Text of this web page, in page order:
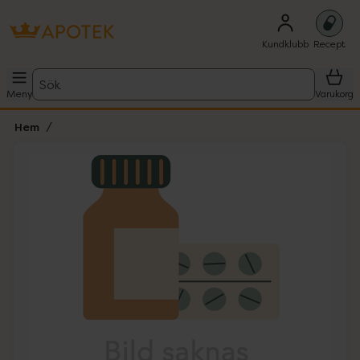
Kundklubb Recept
Meny
Sök
Varukorg
Hem
Lista: . Innehåller 1 objekt.